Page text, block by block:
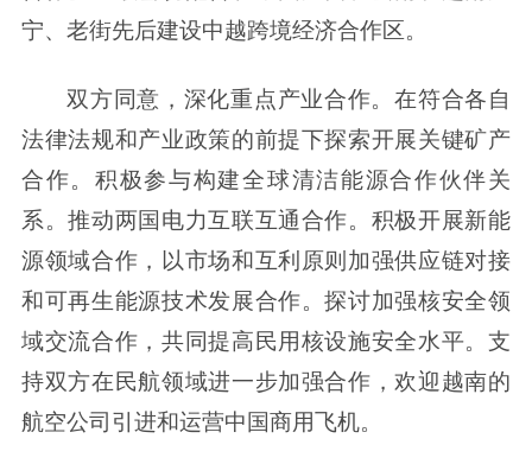
宁、老街先后建设中越跨境经济合作区。
双方同意，深化重点产业合作。在符合各自
法律法规和产业政策的前提下探索开展关键矿产
合作。积极参与构建全球清洁能源合作伙伴关
系。推动两国电力互联互通合作。积极开展新能
源领域合作，以市场和互利原则加强供应链对接
和可再生能源技术发展合作。探讨加强核安全领
域交流合作，共同提高民用核设施安全水平。支
持双方在民航领域进一步加强合作，欢迎越南的
航空公司引进和运营中国商用飞机。